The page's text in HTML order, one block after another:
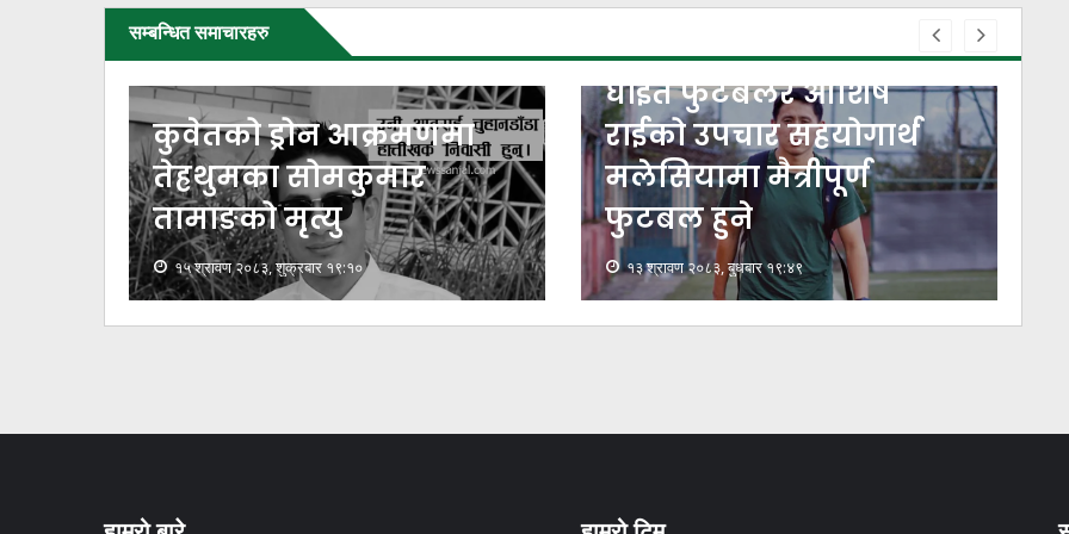
सम्बन्धित समाचारहरु
कुवेतको ड्रोन आक्रमणमा
तेह्रथुमका सोमकुमार
तामाङको मृत्यु
१५ श्रावण २०८३, शुक्रबार १९:१०
घाइते फुटबलर आशिष
राईको उपचार सहयोगार्थ
मलेसियामा मैत्रीपूर्ण
फुटबल हुने
१३ श्रावण २०८३, बुधबार १९:४९